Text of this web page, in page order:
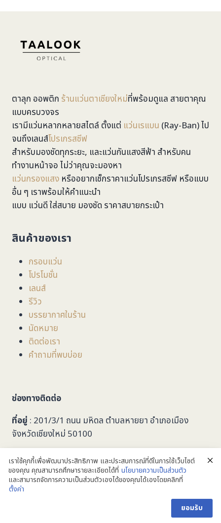
ตาลุก ออพติก ร้านแว่นตาเชียงใหม่ที่พร้อมดูแล สายตาคุณ
แบบครบวงจร
เรามีแว่นหลากหลายสไตล์ ตั้งแต่ แว่นเรแบน (Ray-Ban) ไป
จนถึงเลนส์โปรเกรสซีฟ
สำหรับมองชัดทุกระยะ, และแว่นกันแสงสีฟ้า สำหรับคน
ทำงานหน้าจอ ไม่ว่าคุณจะมองหา
แว่นกรองแสง หรืออยากเช็กราคาแว่นโปรเกรสซีฟ หรือแบบ
อื่น ๆ เราพร้อมให้คำแนะนำ
แบบ แว่นดี ใส่สบาย มองชัด ราคาสบายกระเป๋า
สินค้าของเรา
กรอบแว่น
โปรโมชั่น
เลนส์
รีวิว
บรรยากาศในร้าน
นัดหมาย
ติดต่อเรา
คำถามที่พบบ่อย
ช่องทางติดต่อ
ที่อยู่ : 201/3/1 ถนน มหิดล ตำบลหายยา อำเภอเมือง
จังหวัดเชียงใหม่ 50100
053-279749
taalookoptic@gmail.com
เราใช้คุกกี้เพื่อพัฒนาประสิทธิภาพ และประสบการณ์ที่ดีในการใช้เว็บไซต์
ของคุณ คุณสามารถศึกษารายละเอียดได้ที่ นโยบายความเป็นส่วนตัว
และสามารถจัดการความเป็นส่วนตัวเองได้ของคุณได้เองโดยคลิกที่
ตั้งค่า
ยอมรับ
Open